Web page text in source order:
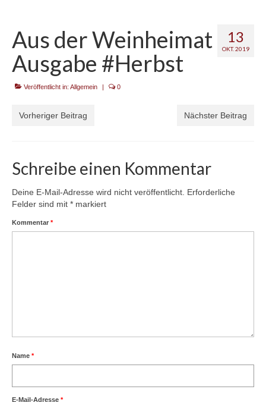
13
OKT. 2019
Aus der Weinheimat
Ausgabe #Herbst
Veröffentlicht in: Allgemein | 0
Vorheriger Beitrag Nächster Beitrag
Schreibe einen Kommentar
Deine E-Mail-Adresse wird nicht veröffentlicht. Erforderliche
Felder sind mit * markiert
Kommentar *
Name *
E-Mail-Adresse *